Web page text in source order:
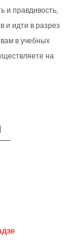
и правдивость,
и идти в разрез
в учебных
на